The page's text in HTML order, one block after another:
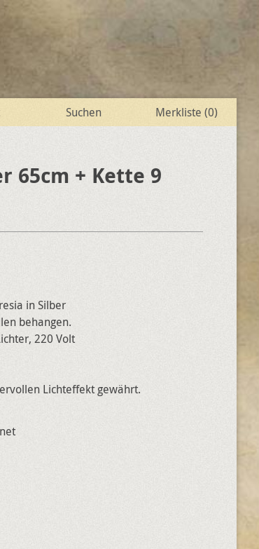
Suchen Merkliste (0)
65cm + Kette 9
in Silber
behangen.
220 Volt
Lichteffekt gewährt.